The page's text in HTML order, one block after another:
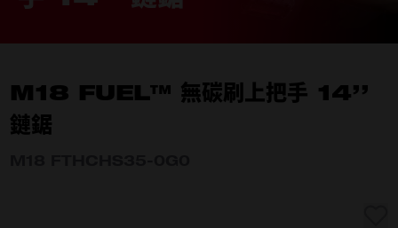
M18 FUEL™ 無碳刷上把手 14’’
鏈鋸